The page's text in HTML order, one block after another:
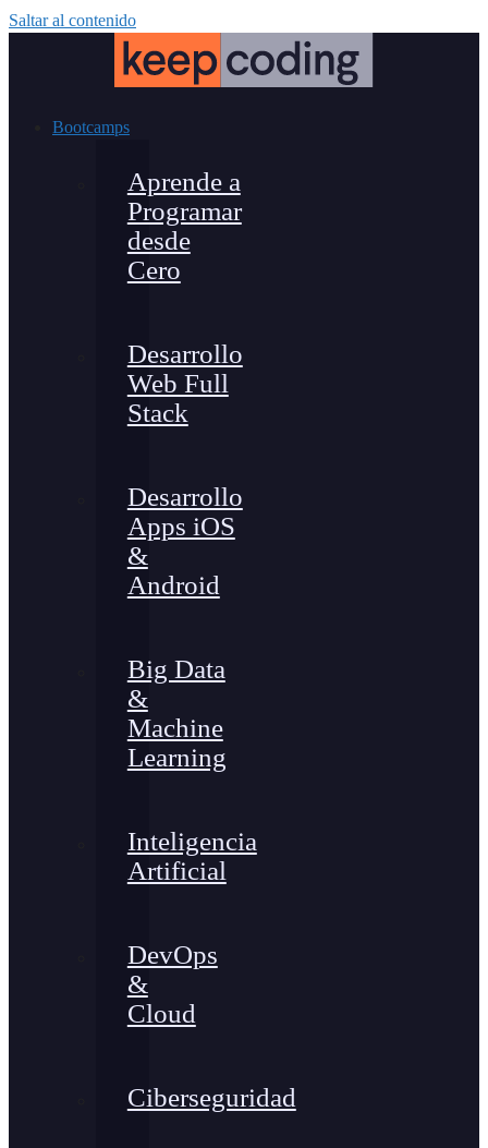
Saltar al contenido
Bootcamps
Aprende a
Programar
desde
Cero
Desarrollo
Web Full
Stack
Desarrollo
Apps iOS
&
Android
Big Data
&
Machine
Learning
Inteligencia
Artificial
DevOps
&
Cloud
Ciberseguridad